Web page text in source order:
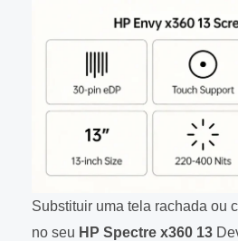
Substituir uma tela rachada ou
no seu HP Spectre x360 13